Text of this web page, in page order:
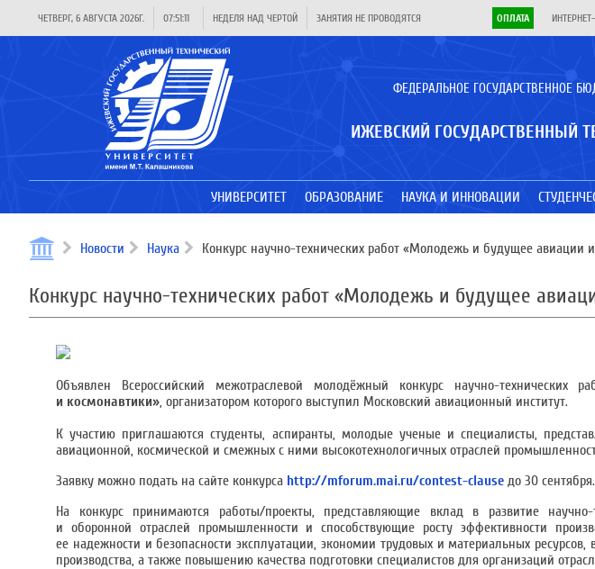
ЧЕТВЕРГ, 6 АВГУСТА 2026Г. 07:51:11 НЕДЕЛЯ НАД ЧЕРТОЙ ЗАНЯТИЯ НЕ ПРОВОДЯТСЯ ОПЛАТА
ФЕДЕРАЛЬНОЕ ГОСУДАРСТВЕННОЕ
ИЖЕВСКИЙ ГОСУДАРСТВЕННЫЙ
УНИВЕРСИТЕТ ОБРАЗОВАНИЕ НАУКА И ИННОВАЦИИ
Новости Наука Конкурс научно-технических работ «Молодежь и будущее авиации
Конкурс научно-технических работ «Молодежь и будущее
Объявлен Всероссийский межотраслевой молодёжный конкурс научно-технических
и космонавтики», организатором которого выступил Московский авиационный институт.
К участию приглашаются студенты, аспиранты, молодые ученые и специалисты,
авиационной, космической и смежных с ними высокотехнологичных отраслей
Заявку можно подать на сайте конкурса http://mforum.mai.ru/contest-clause до 30 сентября.
На конкурс принимаются работы/проекты, представляющие вклад в развитие научно-
и оборонной отраслей промышленности и способствующие росту эффективности
ее надежности и безопасности эксплуатации, экономии трудовых и материальных
производства, а также повышению качества подготовки специалистов для организаций